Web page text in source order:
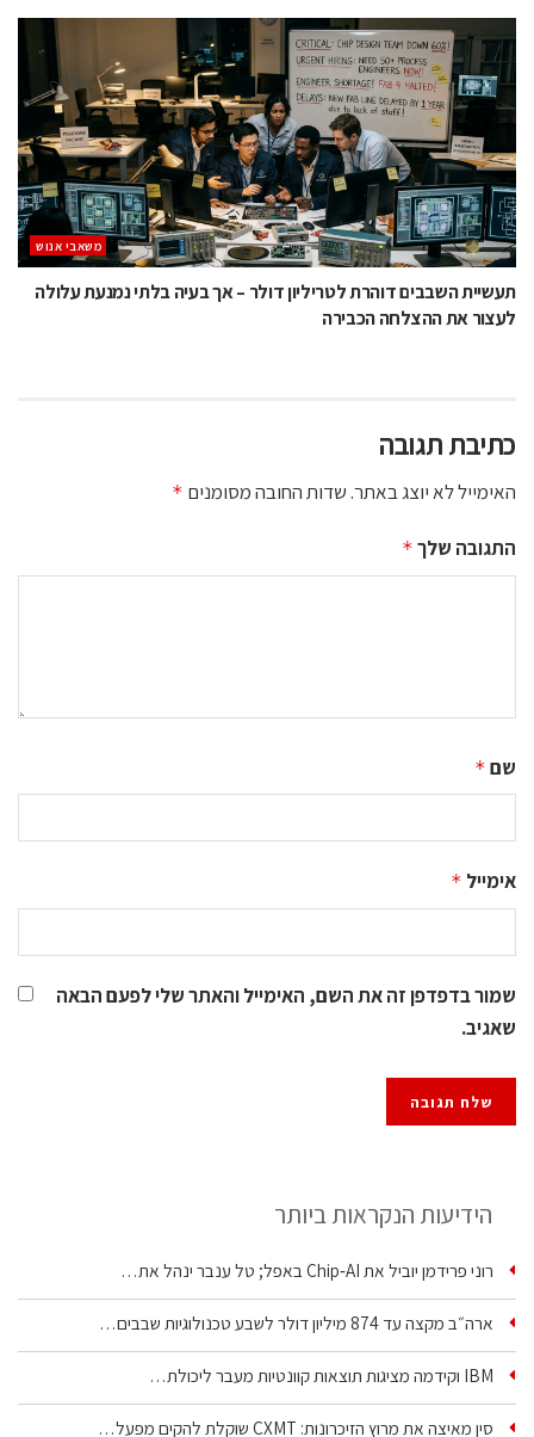
משאבי אנוש
תעשיית השבבים דוהרת לטריליון דולר – אך בעיה בלתי נמנעת עלולה
לעצור את ההצלחה הכבירה
כתיבת תגובה
האימייל לא יוצג באתר.שדות החובה מסומנים *
התגובה שלך *
שם *
אימייל *
שמור בדפדפן זה את השם, האימייל והאתר שלי לפעם הבאה
שאגיב.
הידיעות הנקראות ביותר
רוני פרידמן יוביל את Chip‑AI באפל; טל ענבר ינהל את…
ארה״ב מקצה עד 874 מיליון דולר לשבע טכנולוגיות שבבים…
IBM וקידמה מציגות תוצאות קוונטיות מעבר ליכולת…
סין מאיצה את מרוץ הזיכרונות: CXMT שוקלת להקים מפעל…